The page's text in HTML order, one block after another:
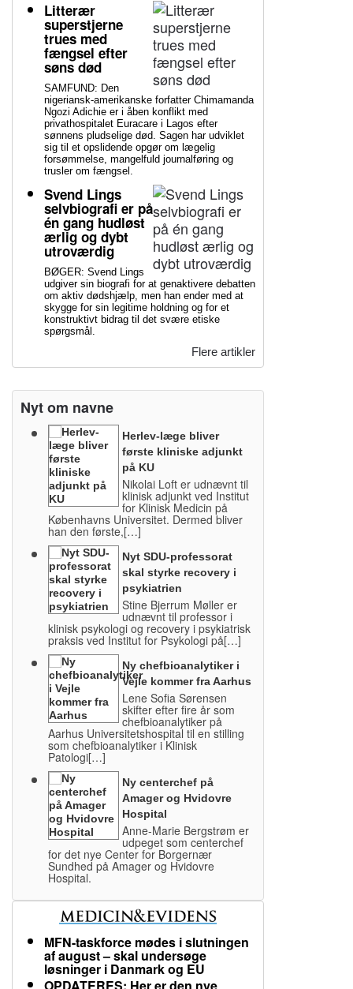
Litterær
superstjerne
trues med
fængsel efter
søns død
SAMFUND: Den
nigeriansk-amerikanske forfatter Chimamanda
Ngozi Adichie er i åben konflikt med
privathospitalet Euracare i Lagos efter
sønnens pludselige død. Sagen har udviklet
sig til et opslidende opgør om lægelig
forsømmelse, mangelfuld journalføring og
trusler om fængsel.
Svend Lings
selvbiografi er på
én gang hudløst
ærlig og dybt
utroværdig
BØGER: Svend Lings
udgiver sin biografi for at genaktivere debatten
om aktiv dødshjælp, men han ender med at
skygge for sin legitime holdning og for et
konstruktivt bidrag til det svære etiske
spørgsmål.
Flere artikler
Nyt om navne
Herlev-læge bliver
første kliniske adjunkt
på KU
Nikolai Loft er udnævnt til
klinisk adjunkt ved Institut
for Klinisk Medicin på
Københavns Universitet. Dermed bliver
han den første,[…]
Nyt SDU-professorat
skal styrke recovery i
psykiatrien
Stine Bjerrum Møller er
udnævnt til professor i
klinisk psykologi og recovery i psykiatrisk
praksis ved Institut for Psykologi på[…]
Ny chefbioanalytiker i
Vejle kommer fra Aarhus
Lene Sofia Sørensen
skifter efter fire år som
chefbioanalytiker på
Aarhus Universitetshospital til en stilling
som chefbioanalytiker i Klinisk
Patologi[…]
Ny centerchef på
Amager og Hvidovre
Hospital
Anne-Marie Bergstrøm er
udpeget som centerchef
for det nye Center for Borgernær
Sundhed på Amager og Hvidovre
Hospital.
MFN-taskforce mødes i slutningen
af august – skal undersøge
løsninger i Danmark og EU